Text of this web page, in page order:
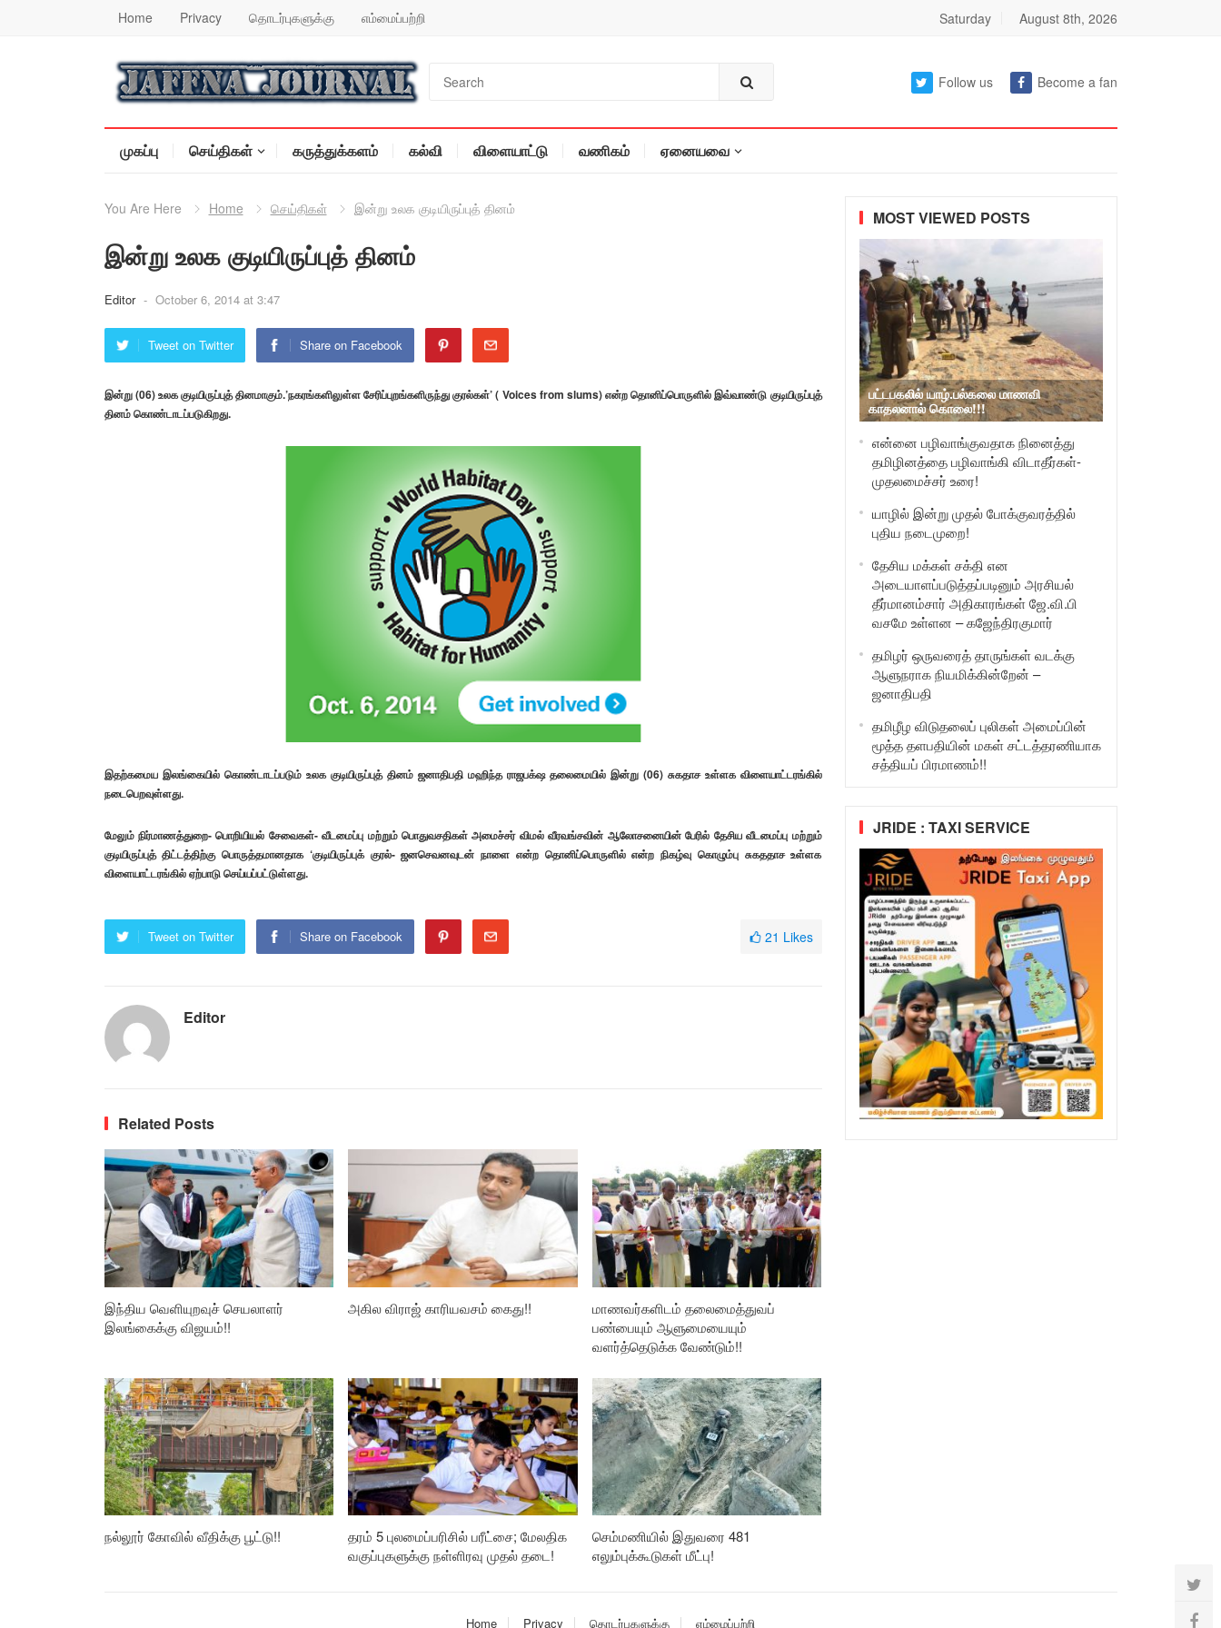
Home Privacy தொடர்புகளுக்கு எம்மைப்பற்றி Saturday August 8th, 2026
Follow us Become a fan
முகப்பு செய்திகள் கருத்துக்களம் கல்வி விளையாட்டு வணிகம் ஏனையவை
You Are Here Home செய்திகள் இன்று உலக குடியிருப்புத் தினம்
இன்று உலக குடியிருப்புத் தினம்
Editor - October 6, 2014 at 3:47
Tweet on Twitter Share on Facebook
இன்று (06) உலக குடியிருப்புத் தினமாகும்.’நகரங்களிலுள்ள சேரிப்புறங்களிருந்து குரல்கள்’ ( Voices from slums) என்ற தொனிப்பொருளில் இவ்வாண்டு குடியிருப்புத்
தினம் கொண்டாடப்படுகிறது.
இதற்கமைய இலங்கையில் கொண்டாடப்படும் உலக குடியிருப்புத் தினம் ஜனாதிபதி மஹிந்த ராஜபக்‌ஷ தலைமையில் இன்று (06) சுகதாச உள்ளக விளையாட்டரங்கில்
நடைபெறவுள்ளது.
மேலும் நிர்மாணத்துறை- பொறியியல் சேவைகள்- வீடமைப்பு மற்றும் பொதுவசதிகள் அமைச்சர் விமல் வீரவங்சவின் ஆலோசனையின் பேரில் தேசிய வீடமைப்பு மற்றும்
குடியிருப்புத் திட்டத்திற்கு பொருத்தமானதாக ‘குடியிருப்புக் குரல்- ஜனசெவனவுடன் நாளை என்ற தொனிப்பொருளில் என்ற நிகழ்வு கொழும்பு சுகததாச உள்ளக
விளையாட்டரங்கில் ஏற்பாடு செய்யப்பட்டுள்ளது.
Tweet on Twitter Share on Facebook 21 Likes
Editor
Related Posts
இந்திய வெளியுறவுச் செயலாளர்
இலங்கைக்கு விஜயம்!!
அகில விராஜ் காரியவசம் கைது!!
மாணவர்களிடம் தலைமைத்துவப்
பண்பையும் ஆளுமையையும்
வளர்த்தெடுக்க வேண்டும்!!
நல்லூர் கோவில் வீதிக்கு பூட்டு!!
தரம் 5 புலமைப்பரிசில் பரீட்சை; மேலதிக
வகுப்புகளுக்கு நள்ளிரவு முதல் தடை!
செம்மணியில் இதுவரை 481
எலும்புக்கூடுகள் மீட்பு!
MOST VIEWED POSTS
பட்டபகலில் யாழ்.பல்கலை மாணவி
காதலனால் கொலை!!!
என்னை பழிவாங்குவதாக நினைத்து
தமிழினத்தை பழிவாங்கி விடாதீர்கள்-
முதலமைச்சர் உரை!
யாழில் இன்று முதல் போக்குவரத்தில்
புதிய நடைமுறை!
தேசிய மக்கள் சக்தி என
அடையாளப்படுத்தப்படினும் அரசியல்
தீர்மானம்சார் அதிகாரங்கள் ஜே.வி.பி
வசமே உள்ளன – கஜேந்திரகுமார்
தமிழர் ஒருவரைத் தாருங்கள் வடக்கு
ஆளுநராக நியமிக்கின்றேன் –
ஜனாதிபதி
தமிழீழ விடுதலைப் புலிகள் அமைப்பின்
மூத்த தளபதியின் மகள் சட்டத்தரணியாக
சத்தியப் பிரமாணம்!!
JRIDE : TAXI SERVICE
Home Privacy தொடர்புகளுக்கு எம்மைப்பற்றி